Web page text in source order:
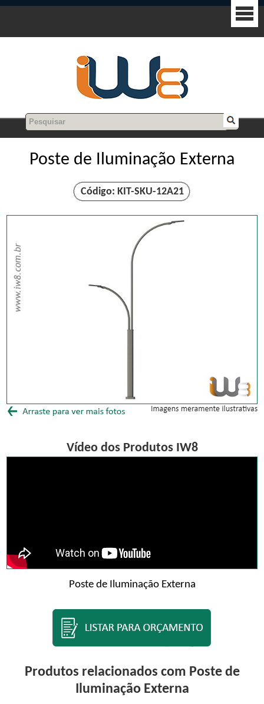
Poste de Iluminação Externa
Código: KIT-SKU-12A21
Vídeo dos Produtos IW8
Poste de Iluminação Externa
Produtos relacionados com Poste de
Iluminação Externa